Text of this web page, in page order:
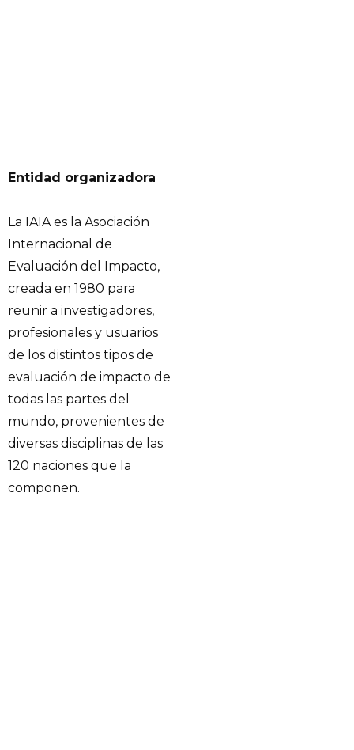
Entidad organizadora
La IAIA es la Asociación
Internacional de
Evaluación del Impacto,
creada en 1980 para
reunir a investigadores,
profesionales y usuarios
de los distintos tipos de
evaluación de impacto de
todas las partes del
mundo, provenientes de
diversas disciplinas de las
120 naciones que la
componen.